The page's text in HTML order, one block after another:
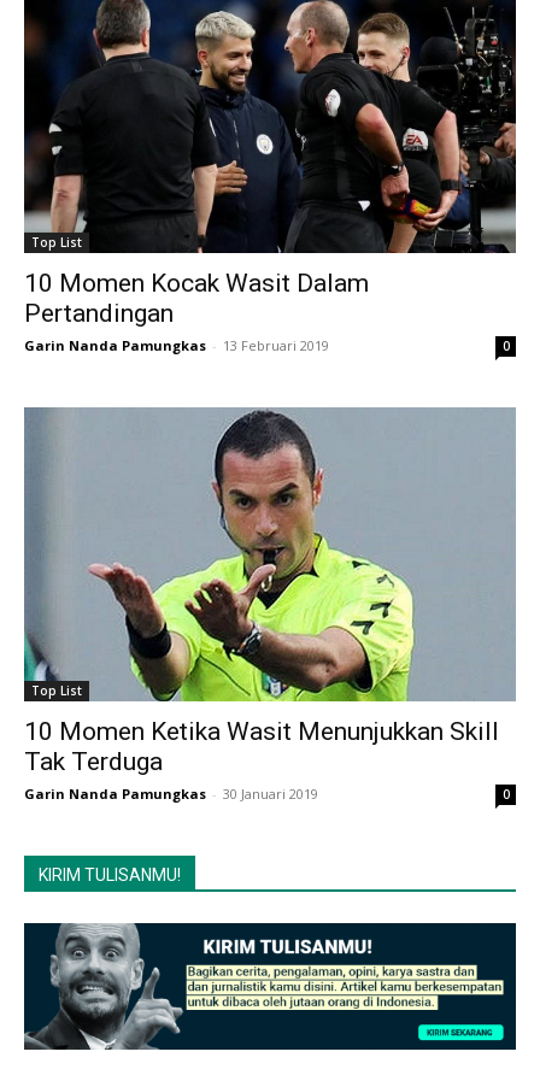
Top List
10 Momen Kocak Wasit Dalam
Pertandingan
Garin Nanda Pamungkas - 13 Februari 2019 0
Top List
10 Momen Ketika Wasit Menunjukkan Skill
Tak Terduga
Garin Nanda Pamungkas - 30 Januari 2019 0
KIRIM TULISANMU!